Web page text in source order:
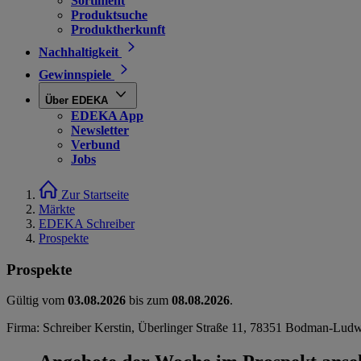
Produktsuche
Produktherkunft
Nachhaltigkeit
Gewinnspiele
Über EDEKA
EDEKA App
Newsletter
Verbund
Jobs
Zur Startseite
Märkte
EDEKA Schreiber
Prospekte
Prospekte
Gültig vom 03.08.2026 bis zum 08.08.2026.
Firma: Schreiber Kerstin, Überlinger Straße 11, 78351 Bodman-